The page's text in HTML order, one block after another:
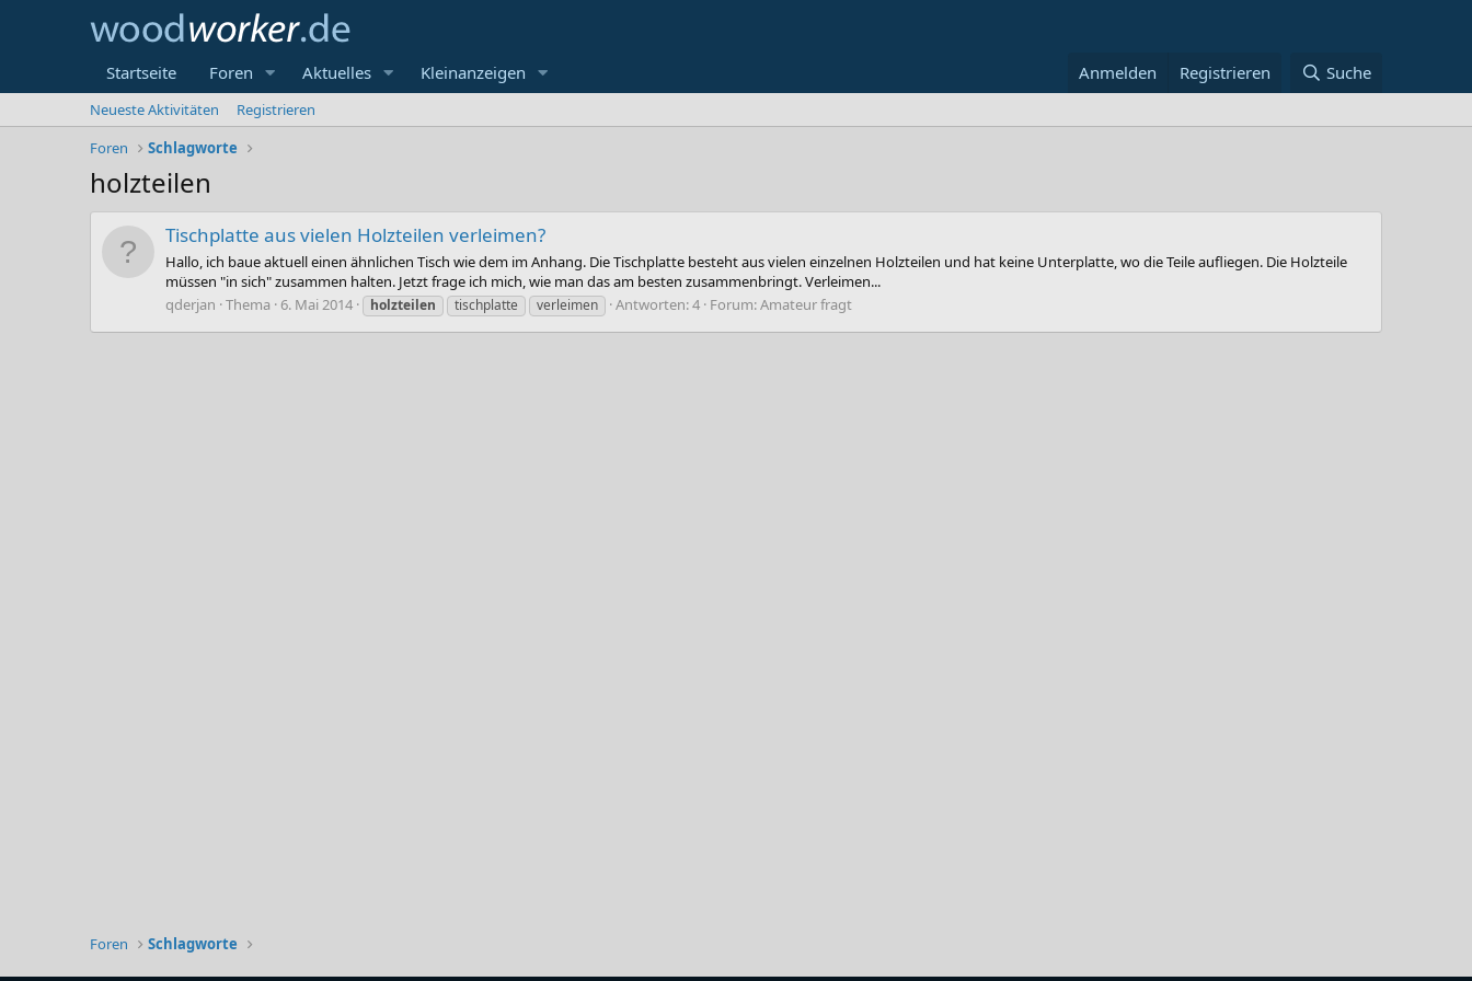
Startseite Foren Aktuelles Kleinanzeigen Anmelden Registrieren Suche
Neueste Aktivitäten
Registrieren
Foren
Schlagworte
holzteilen
Tischplatte aus vielen Holzteilen verleimen?
Hallo, ich baue aktuell einen ähnlichen Tisch wie dem im Anhang. Die Tischplatte besteht aus vielen einzelnen Holzteilen und hat keine Unterplatte, wo die Teile aufliegen. Die Holzteile
müssen "in sich" zusammen halten. Jetzt frage ich mich, wie man das am besten zusammenbringt. Verleimen...
qderjan Thema 6. Mai 2014 holzteilen tischplatte verleimen Antworten: 4 Forum:Amateur fragt
Foren Schlagworte